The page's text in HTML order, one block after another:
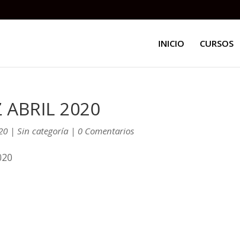
INICIO CURSOS
ABRIL 2020
|Sin categoría | 0 Comentarios